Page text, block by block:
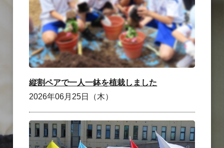
縦割ペアで一人一鉢を植栽しました
2026年06月25日（木）